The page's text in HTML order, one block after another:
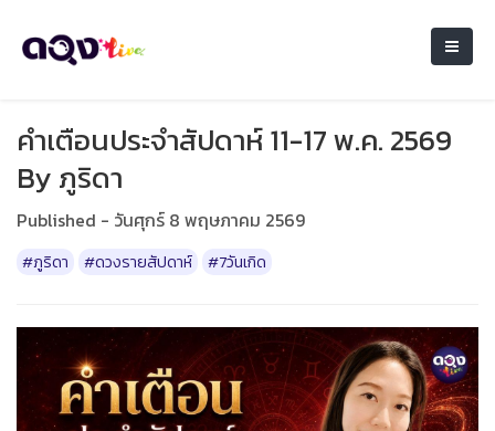
คำเตือนประจำสัปดาห์ 11-17 พ.ค. 2569
By ภูริดา
Published - วันศุกร์ 8 พฤษภาคม 2569
#ภูริดา #ดวงรายสัปดาห์ #7วันเกิด